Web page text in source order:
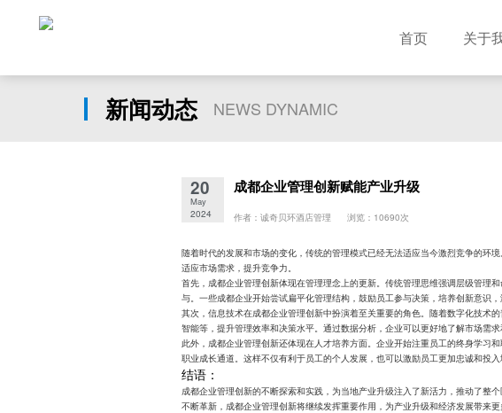
首页 关于
新闻动态 NEWS DYNAMIC
20
May
2024
成都企业管理创新赋能产业升级
作者：诚奇贝环酒店管理 浏览：10690次
随着时代的发展和市场的变化，传统的管理模式已经无法适应当今激烈竞争的环
适应市场需求，提升竞争力。
首先，成都企业管理创新体现在管理理念上的更新。传统管理思维强调层级管理
与。一些成都企业开始尝试扁平化管理结构，鼓励员工参与决策，培养创新意识，
其次，信息技术在成都企业管理创新中扮演着至关重要的角色。随着数字化技术
智能等，提升管理效率和决策水平。通过数据分析，企业可以更好地了解市场需
此外，成都企业管理创新还体现在人才培养方面。企业开始注重员工的终身学习
职业成长通道。这样不仅有利于员工的个人发展，也可以激励员工更加忠诚和投入
结语：
成都企业管理创新的不断探索和实践，为当地产业升级注入了新活力，推动了整
不断革新，成都企业管理创新将继续发挥重要作用，为产业升级和经济发展带来更